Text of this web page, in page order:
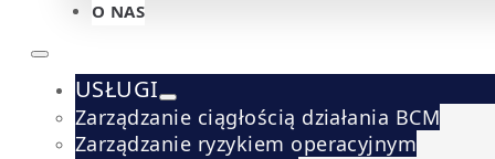
O NAS
USŁUGI
Zarządzanie ciągłością działania BCM
Zarządzanie ryzykiem operacyjnym